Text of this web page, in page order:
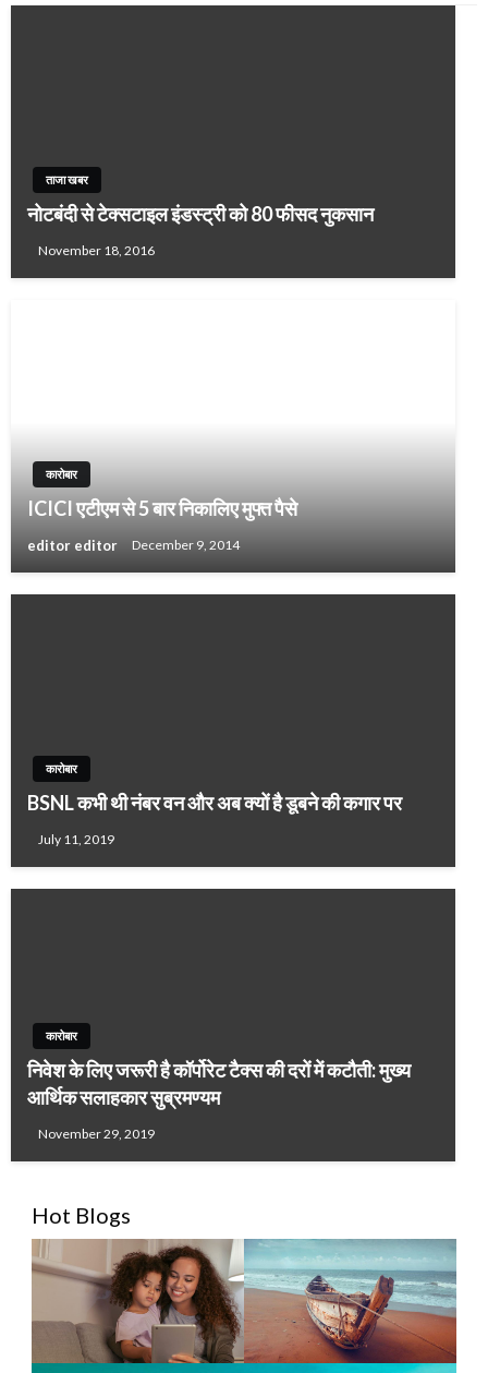
ताजा खबर
नोटबंदी से टेक्‍सटाइल इंडस्ट्री को 80 फीसद नुकसान
November 18, 2016
कारोबार
ICICI एटीएम से 5 बार निकालिए मुफ्त पैसे
editor editor December 9, 2014
कारोबार
BSNL कभी थी नंबर वन और अब क्यों है डूबने की कगार पर
July 11, 2019
कारोबार
निवेश के लिए जरूरी है कॉर्पोरेट टैक्स की दरों में कटौती: मुख्य
आर्थिक सलाहकार सुब्रमण्यम
November 29, 2019
Hot Blogs